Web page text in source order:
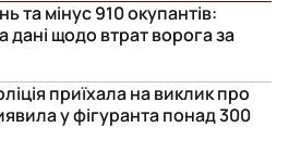
та мінус 910 окупантів:
дані щодо втрат ворога за
приїхала на виклик про
у фігуранта понад 300